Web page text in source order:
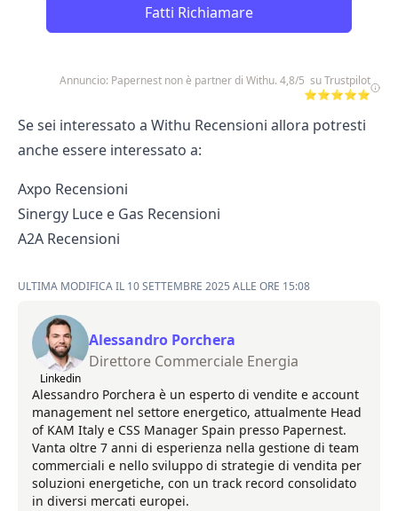
Fatti Richiamare
Annuncio: Papernest non è partner di Withu. 4,8/5 su Trustpilot
⭐⭐⭐⭐⭐
Se sei interessato a Withu Recensioni allora potresti
anche essere interessato a:
Axpo Recensioni
Sinergy Luce e Gas Recensioni
A2A Recensioni
ULTIMA MODIFICA IL 10 SETTEMBRE 2025 ALLE ORE 15:08
Linkedin
Alessandro Porchera
Direttore Commerciale Energia
Alessandro Porchera è un esperto di vendite e account
management nel settore energetico, attualmente Head
of KAM Italy e CSS Manager Spain presso Papernest.
Vanta oltre 7 anni di esperienza nella gestione di team
commerciali e nello sviluppo di strategie di vendita per
soluzioni energetiche, con un track record consolidato
in diversi mercati europei.